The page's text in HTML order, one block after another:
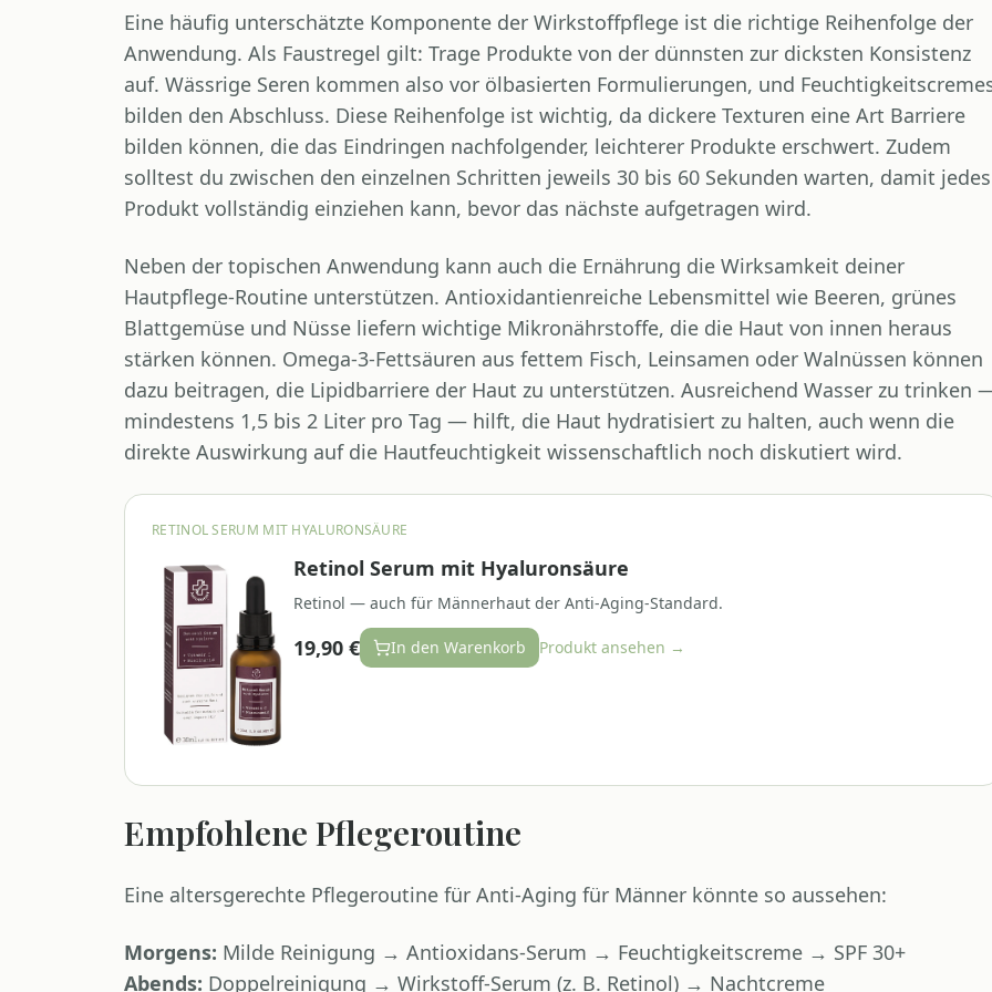
Eine häufig unterschätzte Komponente der Wirkstoffpflege ist die richtige Reihenfolge der
Anwendung. Als Faustregel gilt: Trage Produkte von der dünnsten zur dicksten Konsistenz
auf. Wässrige Seren kommen also vor ölbasierten Formulierungen, und
bilden den Abschluss. Diese Reihenfolge ist wichtig, da dickere Texturen eine Art Barriere
bilden können, die das Eindringen nachfolgender, leichterer Produkte erschwert. Zudem
solltest du zwischen den einzelnen Schritten jeweils 30 bis 60 Sekunden warten, damit jedes
Produkt vollständig einziehen kann, bevor das nächste aufgetragen wird.
Neben der topischen Anwendung kann auch die Ernährung die Wirksamkeit deiner
Hautpflege-Routine unterstützen. Antioxidantienreiche Lebensmittel wie Beeren, grünes
Blattgemüse und Nüsse liefern wichtige Mikronährstoffe, die die Haut von innen heraus
stärken können. Omega-3-Fettsäuren aus fettem Fisch, Leinsamen oder Walnüssen können
dazu beitragen, die Lipidbarriere der Haut zu unterstützen. Ausreichend Wasser zu trinken
mindestens 1,5 bis 2 Liter pro Tag — hilft, die Haut hydratisiert zu halten, auch wenn die
direkte Auswirkung auf die Hautfeuchtigkeit wissenschaftlich noch diskutiert wird.
RETINOL SERUM MIT HYALURONSÄURE
Retinol Serum mit Hyaluronsäure
Retinol — auch für Männerhaut der Anti-Aging-Standard.
19,90 € In den Warenkorb Produkt ansehen →
Empfohlene Pflegeroutine
Eine altersgerechte Pflegeroutine für Anti-Aging für Männer könnte so aussehen:
Morgens: Milde Reinigung → Antioxidans-Serum → Feuchtigkeitscreme → SPF 30+
Abends: Doppelreinigung → Wirkstoff-Serum (z. B. Retinol) → Nachtcreme